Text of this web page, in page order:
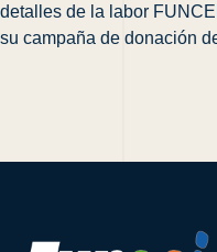
detalles de la labor
su campaña de donación